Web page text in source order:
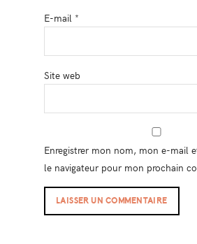
E-mail *
Site web
Enregistrer mon nom, mon e-mail
le navigateur pour mon prochain